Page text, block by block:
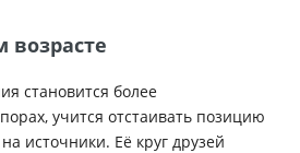
возрасте
становится более
учится отстаивать позицию
источники. Её круг друзей